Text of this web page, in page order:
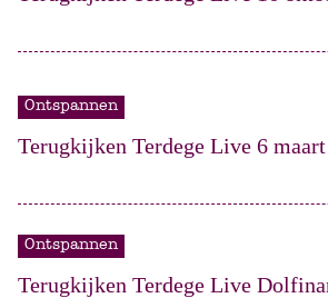
Ontspannen
Terugkijken Terdege Live 6 maart
Ontspannen
Terugkijken Terdege Live